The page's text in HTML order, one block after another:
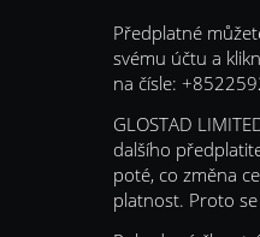
Předplatné
svému účtu a
na čísle:
GLOSTAD
dalšího
poté, co změna
platnost. Proto